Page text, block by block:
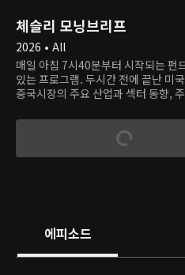
체슬리 모닝브리프
2026 • All
매일 아침 7시40분부터 시작되는 펀
있는 프로그램. 두시간 전에 끝난 미
중국시장의 주요 산업과 섹터 동향,
이 보여준다.
에피소드